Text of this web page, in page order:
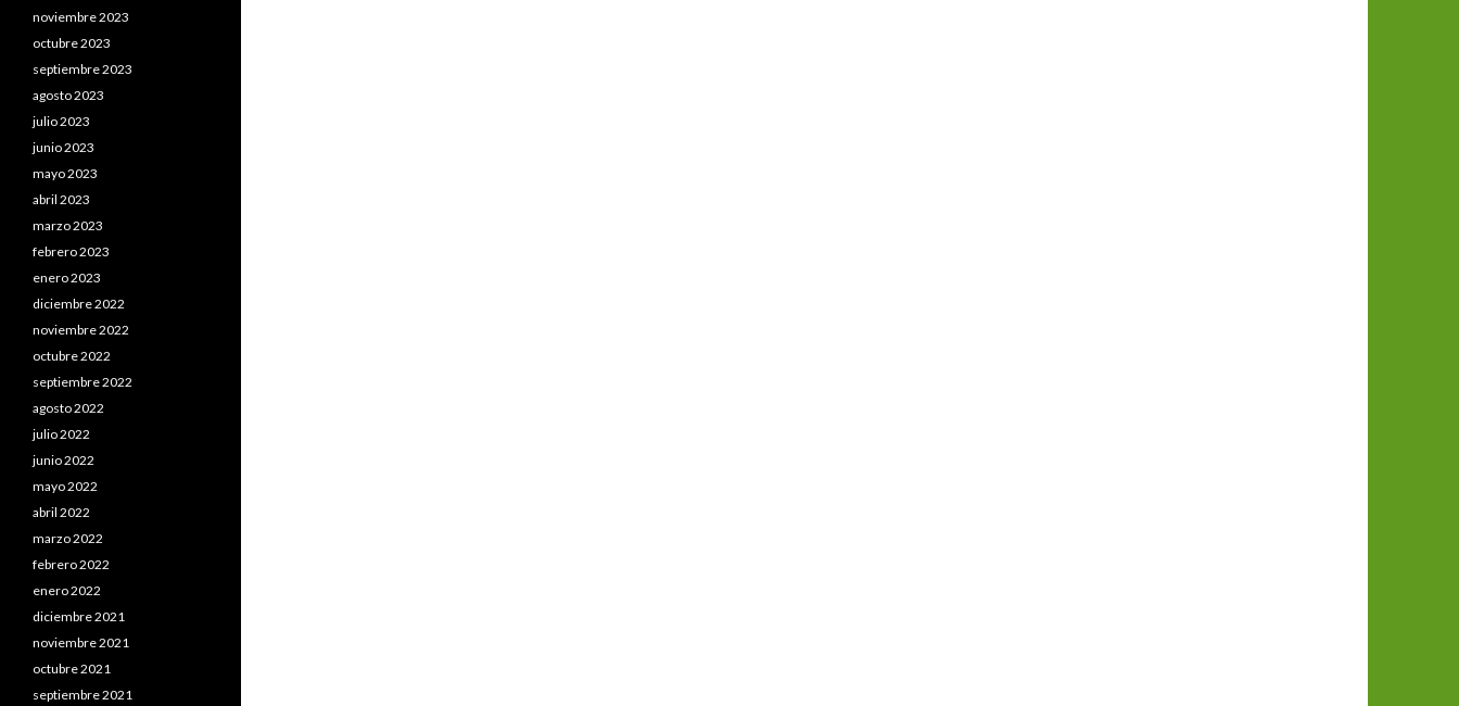
noviembre 2023
octubre 2023
septiembre 2023
agosto 2023
julio 2023
junio 2023
mayo 2023
abril 2023
marzo 2023
febrero 2023
enero 2023
diciembre 2022
noviembre 2022
octubre 2022
septiembre 2022
agosto 2022
julio 2022
junio 2022
mayo 2022
abril 2022
marzo 2022
febrero 2022
enero 2022
diciembre 2021
noviembre 2021
octubre 2021
septiembre 2021